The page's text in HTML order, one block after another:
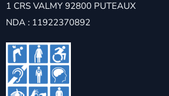
1 CRS VALMY 92800 PUTEAUX
NDA : 11922370892